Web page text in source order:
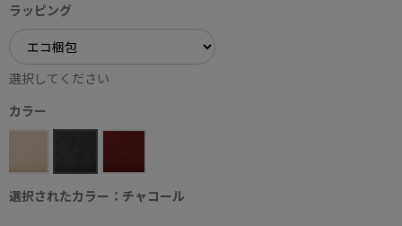
ラッピング
選択してください
カラー
選択されたカラー：チャコール